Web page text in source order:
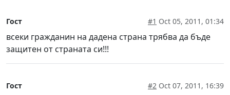
Гост #1 Oct 05, 2011, 01:34
всеки гражданин на дадена страна трябва да бъде
защитен от страната си!!!
Гост #2 Oct 07, 2011, 16:39